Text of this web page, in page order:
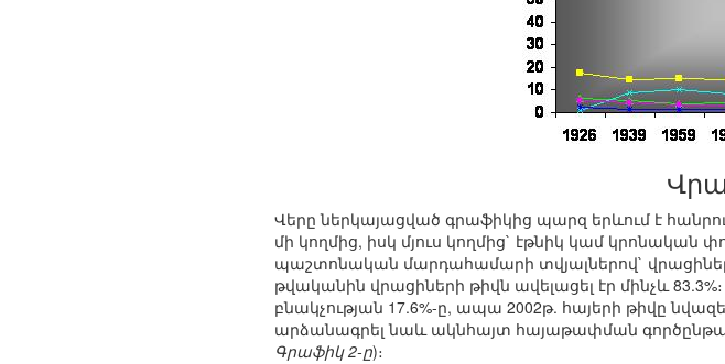
Վերը ներկայացված գրաֆիկից պարզ երևում է
մի կողմից, իսկ մյուս կողմից` էթնիկ կամ կրոնական
պաշտոնական մարդահամարի տվյալներով`
թվականին վրացիների թիվն ավելացել էր մինչև
բնակչության 17.6%-ը, ապա 2002թ. հայերի թիվը
արձանագրել նաև ակնհայտ հայաթափման
Գրաֆիկ 2-ը)։